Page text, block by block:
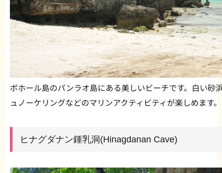
ボホール島のパンラオ島にある美しいビーチです。白い砂
ュノーケリングなどのマリンアクティビティが楽しめます。
ヒナグダナン鍾乳洞(Hinagdanan Cave)